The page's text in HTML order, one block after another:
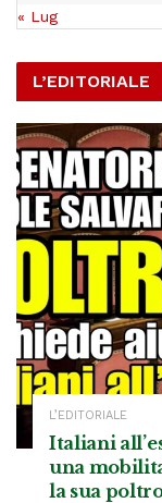
« Lug
L’EDITORIALE
L’EDITORIALE
Italiani
una
la sua